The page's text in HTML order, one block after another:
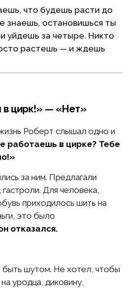
что будешь расти до
знаешь, остановишься ты
уйдешь за четыре. Никто
растешь — и ждешь
в цирк!» — «Нет»
Роберт слышал одно и
работаешь в цирке? Тебе
за ним. Предлагали
Для человека,
приходилось шить на
это было
отказался.
шутом. Не хотел, чтобы
уродца, диковину,